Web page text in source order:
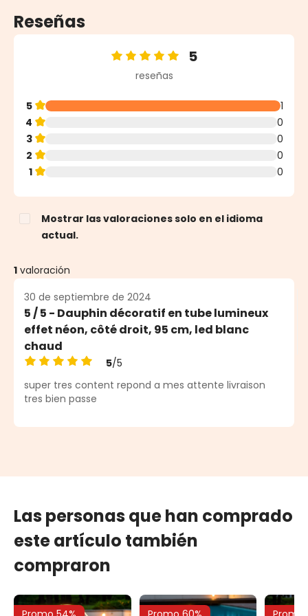
Reseñas
Calificación promedio de 5 de 5 estrellas
5
reseñas
5
1
4
0
3
0
2
0
1
0
Mostrar las valoraciones solo en el idioma
actual.
1 valoración
30 de septiembre de 2024
5 / 5 - Dauphin décoratif en tube lumineux
effet néon, côté droit, 95 cm, led blanc
chaud
Calificación promedio de 5 de 5 estrellas
5/5
super tres content repond a mes attente livraison
tres bien passe
Las personas que han comprado
este artículo también
compraron